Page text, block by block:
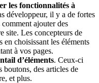
les fonctionnalités à
développeur, il y a de fortes
ajouter des
site. Les concepteurs de
en choisissant les éléments
à vos pages.
d’éléments. Ceux-ci
boutons, des articles de
et plus.